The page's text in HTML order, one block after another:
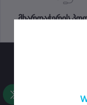
მხარდაჭერის